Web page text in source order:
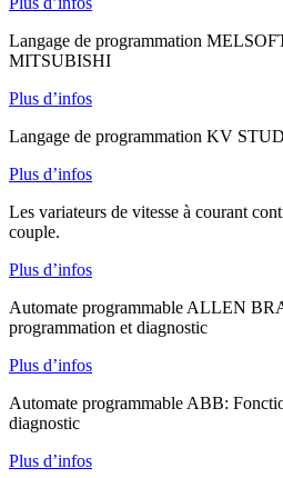
Langage de programmation
MITSUBISHI
Plus d’infos
Langage de programmation KV
Plus d’infos
Les variateurs de vitesse à courant
couple.
Plus d’infos
Automate programmable ALLEN
programmation et diagnostic
Plus d’infos
Automate programmable ABB:
diagnostic
Plus d’infos